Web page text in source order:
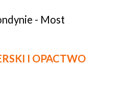
I OPACTWO